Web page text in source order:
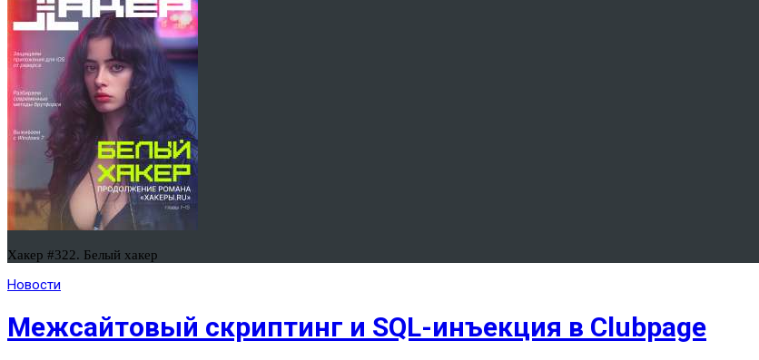
Хакер #322. Белый хакер
Новости
Межсайтовый скриптинг и SQL-инъекция в Clubpage